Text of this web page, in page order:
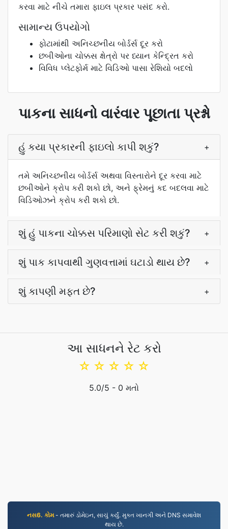
કરવા માટે નીચે તમારા ફાઇલ પ્રકાર પસંદ કરો.
સામાન્ય ઉપયોગો
ફોટામાંથી અનિચ્છનીય બોર્ડર્સ દૂર કરો
છબીઓના ચોક્કસ ક્ષેત્રો પર ધ્યાન કેન્દ્રિત કરો
વિવિધ પ્લેટફોર્મ માટે વિડિઓ પાસા રેશિયો બદલો
પાકના સાધનો વારંવાર પૂછાતા પ્રશ્નો
હું કયા પ્રકારની ફાઇલો કાપી શકું? +
તમે અનિચ્છનીય બોર્ડર્સ અથવા વિસ્તારોને દૂર કરવા માટે
છબીઓને ક્રોપ કરી શકો છો, અને ફ્રેમનું કદ બદલવા માટે
વિડિઓઝને ક્રોપ કરી શકો છો.
શું હું પાકના ચોક્કસ પરિમાણો સેટ કરી શકું? +
શું પાક કાપવાથી ગુણવત્તામાં ઘટાડો થાય છે? +
શું કાપણી મફત છે? +
આ સાધનને રેટ કરો
☆
☆
☆
☆
☆
5.0/5 - 0 મતો
નસ6. કોમ- તમારું ડોમેઇન, સાચું કર્યું. મુક્ત ખાનગી અને DNS સમાવેશ
થાય છે.